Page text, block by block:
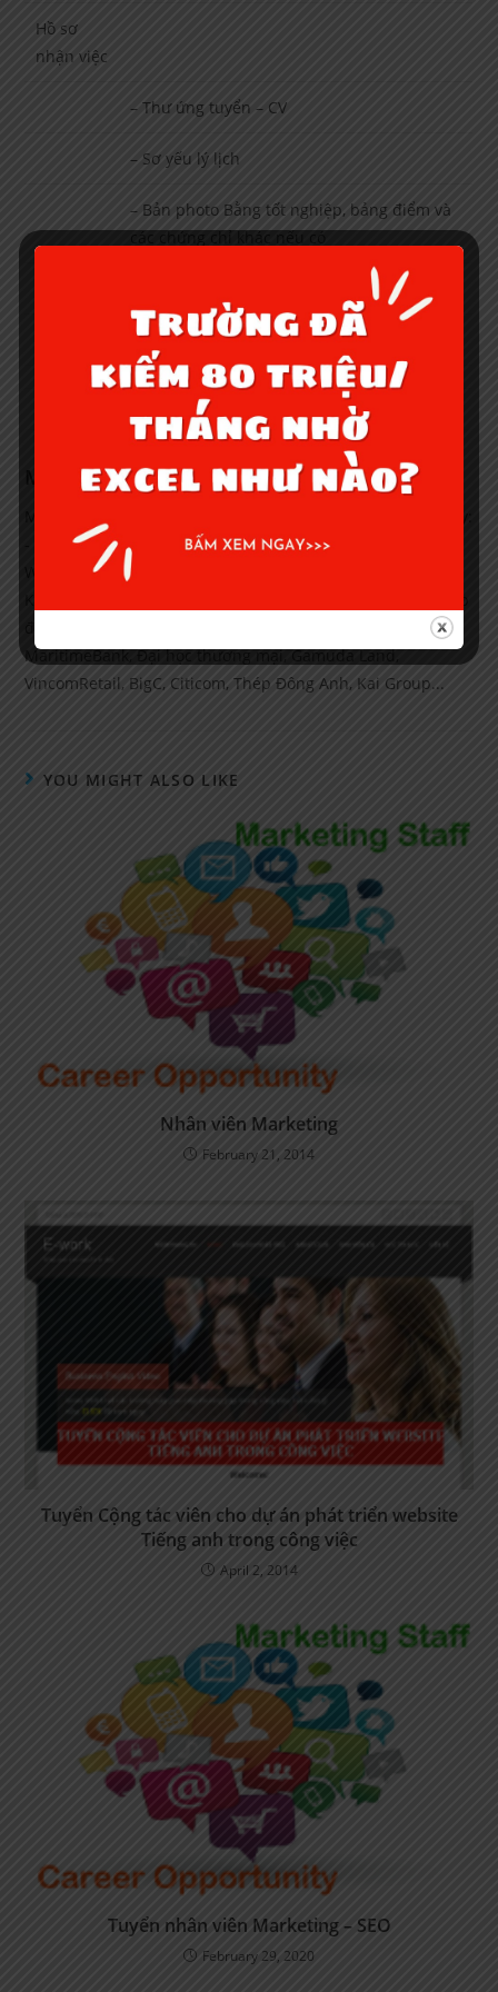
Hồ sơ
nhận việc
– Thư ứng tuyển – CV
– Sơ yếu lý lịch
– Bản photo Bằng tốt nghiệp, bảng điểm và
các chứng chỉ khác nếu có
– Giấy khám sức khỏe (không quá 3 tháng)
– Chứng minh thư nhân dân, Sổ hộ khẩu
Mr. Trường (Chuyên Gia DN NVV)
- Quản trị tài chính doanh nghiệp - Kế toán quản trị, Excel,
Word, Powerpoint, - Kinh nghiệm tìm việc, Khởi nghiệp...
MaritimeBank, Đại học thương mại, Gamuda Land,
VincomRetail, BigC, Citicom, Thép Đông Anh, Kai Group...
YOU MIGHT ALSO LIKE
Nhân viên Marketing
February 21, 2014
Tuyển Cộng tác viên cho dự án phát triển website
Tiếng anh trong công việc
April 2, 2014
Tuyển nhân viên Marketing – SEO
February 29, 2020